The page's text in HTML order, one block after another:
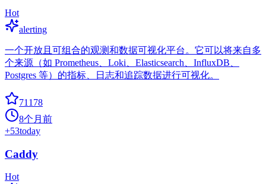
Hot
alerting
一个开放且可组合的观测和数据可视化平台。它可以将来自多
个来源（如 Prometheus、Loki、Elasticsearch、InfluxDB、
Postgres 等）的指标、日志和追踪数据进行可视化。
71178
8个月前
+53today
Caddy
Hot